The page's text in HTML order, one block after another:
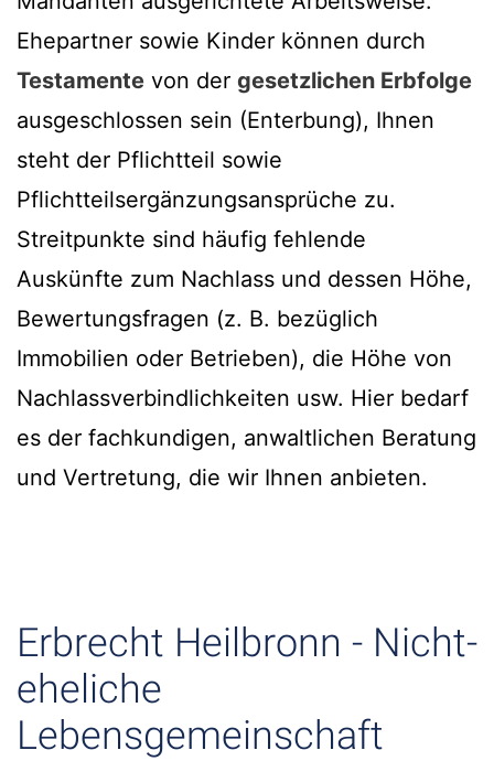
Ehepartner sowie Kinder können durch
Testamente von der gesetzlichen Erbfolge
ausgeschlossen sein (Enterbung), Ihnen
steht der Pflichtteil sowie
Pflichtteilsergänzungsansprüche zu.
Streitpunkte sind häufig fehlende
Auskünfte zum Nachlass und dessen Höhe,
Bewertungsfragen (z. B. bezüglich
Immobilien oder Betrieben), die Höhe von
Nachlassverbindlichkeiten usw. Hier bedarf
es der fachkundigen, anwaltlichen Beratung
und Vertretung, die wir Ihnen anbieten.
Erbrecht Heilbronn - Nicht-
eheliche
Lebensgemeinschaft